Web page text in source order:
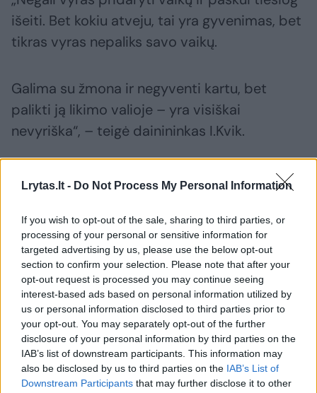
Lrytas.lt - Do Not Process My Personal Information
If you wish to opt-out of the sale, sharing to third parties, or
processing of your personal or sensitive information for
targeted advertising by us, please use the below opt-out
section to confirm your selection. Please note that after your
opt-out request is processed you may continue seeing
interest-based ads based on personal information utilized by
us or personal information disclosed to third parties prior to
your opt-out. You may separately opt-out of the further
disclosure of your personal information by third parties on the
IAB’s list of downstream participants. This information may
also be disclosed by us to third parties on the IAB’s List of
Downstream Participants that may further disclose it to other
išeiti. Bet kokiu atveju, tai yra gyvenimas, bet
tikras vyras nepaliks savo vaikų.
Galima su žmona ir negyventi kartu, bet
palikti ją likimo valioje – yra visiškai
nevyriška“, – teigė dainininkas I.Kvik.
Daugiau nuotraukų (22)
Diskusijos akimirka.